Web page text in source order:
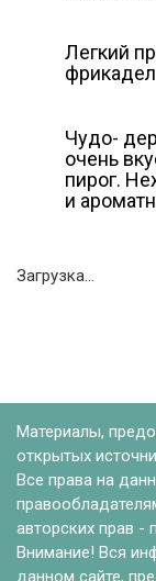
Легкий
Чудо-
очень
пирог.
и
Загрузка...
Материалы,
открытых
Все права на
авторских прав -
Внимание! Вся
данном сайте,